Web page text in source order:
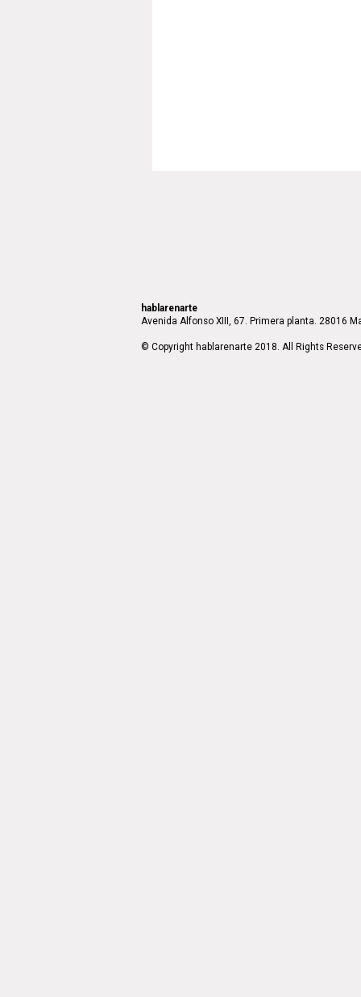
hablarenarte
Avenida Alfonso XIII, 67. Primera planta. 28016
© Copyright hablarenarte 2018. All Rights